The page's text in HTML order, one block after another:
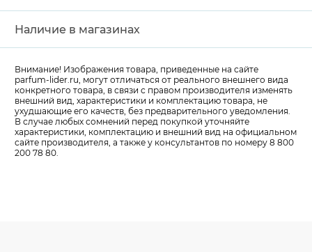
Наличие в магазинах
Внимание! Изображения товара, приведенные на сайте
parfum-lider.ru, могут отличаться от реального внешнего вида
конкретного товара, в связи с правом производителя изменять
внешний вид, характеристики и комплектацию товара, не
ухудшающие его качеств, без предварительного уведомления.
В случае любых сомнений перед покупкой уточняйте
характеристики, комплектацию и внешний вид на официальном
сайте производителя, а также у консультантов по номеру 8 800
200 78 80.